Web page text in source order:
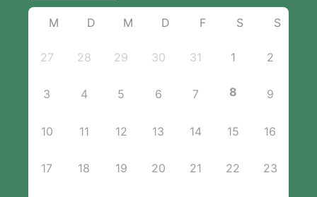
M D M D F S S
27 28 29 30 31 1 2
3 4 5 6 7 8 9
10 11 12 13 14 15 16
17 18 19 20 21 22 23